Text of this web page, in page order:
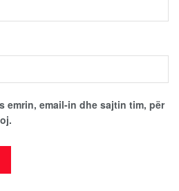
emrin, email-in dhe sajtin tim, për